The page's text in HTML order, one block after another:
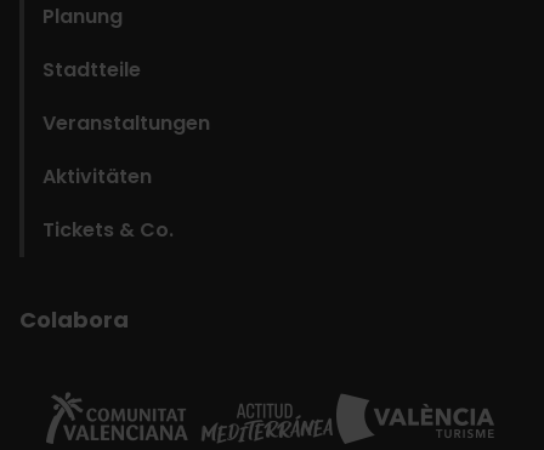
Planung
Stadtteile
Veranstaltungen
Aktivitäten
Tickets & Co.
Colabora